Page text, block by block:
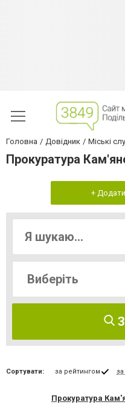
Головна Довідник Міські
Прокуратура
+
Сортувати: за рейтингом
Прокуратура